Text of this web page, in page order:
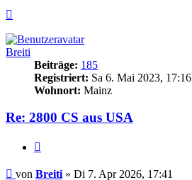
Breiti
Beiträge: 185
Registriert: Sa 6. Mai 2023, 17:16
Wohnort: Mainz
Re: 2800 CS aus USA
Beitrag
von Breiti » Di 7. Apr 2026, 17:41